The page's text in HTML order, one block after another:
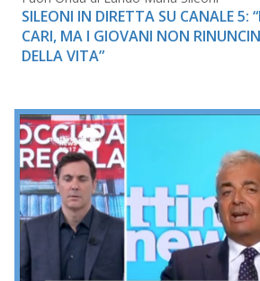
SILEONI IN DIRETTA SU CANALE 5:
CARI, MA I GIOVANI NON
DELLA VITA”